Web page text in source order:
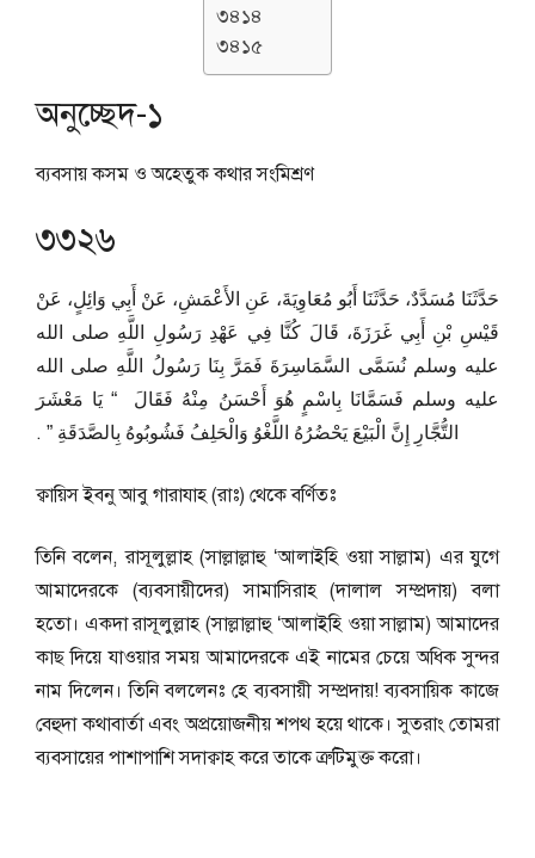
৩৪১৪
৩৪১৫
অনুচ্ছেদ-১
ব্যবসায় কসম ও অহেতুক কথার সংমিশ্রণ
৩৩২৬
حَدَّثَنَا مُسَدَّدٌ، حَدَّثَنَا أَبُو مُعَاوِيَةَ، عَنِ الأَعْمَشِ، عَنْ أَبِي وَائِلٍ، عَنْ
قَيْسِ بْنِ أَبِي غَرَزَةَ، قَالَ كُنَّا فِي عَهْدِ رَسُولِ اللَّهِ صلى الله
عليه وسلم نُسَمَّى السَّمَاسِرَةَ فَمَرَّ بِنَا رَسُولُ اللَّهِ صلى الله
عليه وسلم فَسَمَّانَا بِاسْمٍ هُوَ أَحْسَنُ مِنْهُ فَقَالَ ‏ “‏ يَا مَعْشَرَ
التُّجَّارِ إِنَّ الْبَيْعَ يَحْضُرُهُ اللَّغْوُ وَالْحَلِفُ فَشُوبُوهُ بِالصَّدَقَةِ ‏”‏ ‏.‏
ক্বায়িস ইবনু আবু গারাযাহ (রাঃ) থেকে বর্ণিতঃ
তিনি বলেন, রাসূলুল্লাহ (সাল্লাল্লাহু ‘আলাইহি ওয়া সাল্লাম) এর যুগে
আমাদেরকে (ব্যবসায়ীদের) সামাসিরাহ (দালাল সম্প্রদায়) বলা
হতো। একদা রাসূলুল্লাহ (সাল্লাল্লাহু ‘আলাইহি ওয়া সাল্লাম) আমাদের
কাছ দিয়ে যাওয়ার সময় আমাদেরকে এই নামের চেয়ে অধিক সুন্দর
নাম দিলেন। তিনি বললেনঃ হে ব্যবসায়ী সম্প্রদায়! ব্যবসায়িক কাজে
বেহুদা কথাবার্তা এবং অপ্রয়োজনীয় শপথ হয়ে থাকে। সুতরাং তোমরা
ব্যবসায়ের পাশাপাশি সদাক্বাহ করে তাকে ত্রুটিমুক্ত করো।